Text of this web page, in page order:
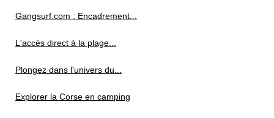
Gangsurf.com : Encadrement...
L'accès direct à la plage...
Plongez dans l'univers du...
Explorer la Corse en camping